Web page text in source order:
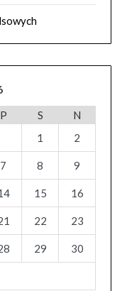
P S
N
1
2
7 8 9
15 16
22 23
29 30